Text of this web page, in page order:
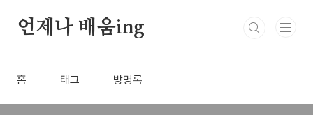
언제나 배움ing
홈 태그 방명록